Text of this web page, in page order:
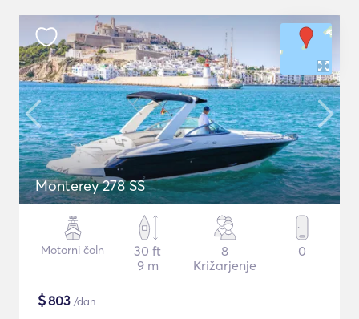
Monterey 278 SS
Motorni čoln
30 ft
9 m
8
Križarjenje
0
$803 /dan